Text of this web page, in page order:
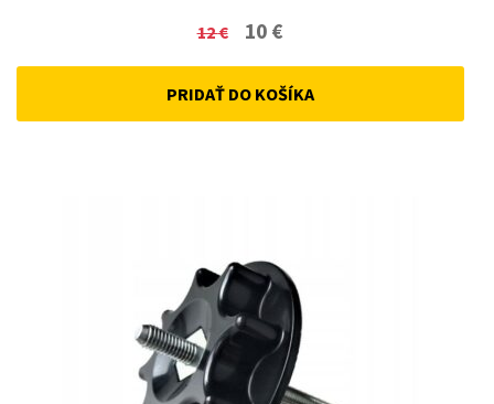
12€
Original
price
was:
10 €
price
is:
PRIDAŤ DO KOŠÍKA